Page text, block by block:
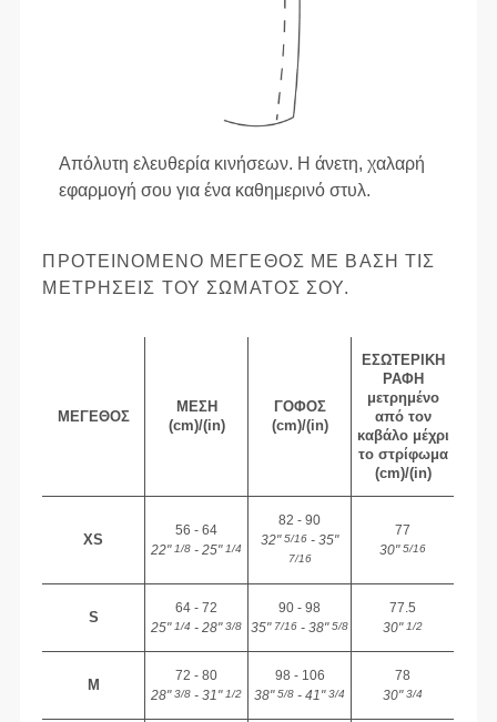
Απόλυτη ελευθερία κινήσεων. Η άνετη, χαλαρή
εφαρμογή σου για ένα καθημερινό στυλ.
ΠΡΟΤΕΙΝΌΜΕΝΟ ΜΈΓΕΘΟΣ ΜΕ ΒΆΣΗ ΤΙΣ
ΜΕΤΡΉΣΕΙΣ ΤΟΥ ΣΏΜΑΤΌΣ ΣΟΥ.
ΜΈΓΕΘΟΣ
ΜΈΣΗ
(cm)/(in)
ΓΟΦΌΣ
(cm)/(in)
ΕΣΩΤΕΡΙΚΉ
ΡΑΦΉ
μετρημένο
από τον
καβάλο μέχρι
το στρίφωμα
(cm)/(in)
XS
56 - 64
22"1/8 - 25"1/4
82 - 90
32"5/16 - 35"
7/16
77
30"5/16
S
64 - 72
25"1/4 - 28"3/8
90 - 98
35"7/16 - 38"5/8
77.5
30"1/2
M
72 - 80
28"3/8 - 31"1/2
98 - 106
38"5/8 - 41"3/4
78
30"3/4